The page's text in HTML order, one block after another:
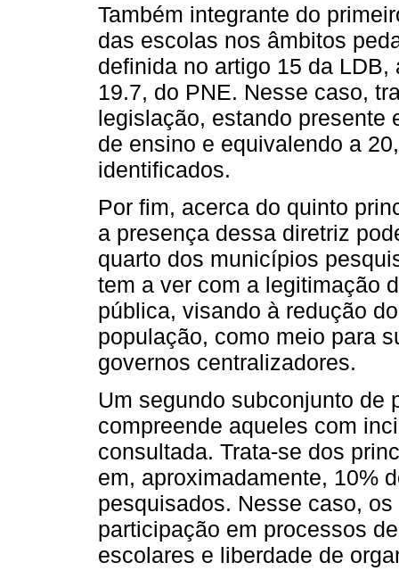
Também integrante do
das escolas nos âmbitos
definida no artigo 15 da
19.7, do PNE. Nesse caso,
legislação, estando presente
de ensino e equivalendo a
identificados.
Por fim, acerca do quinto
a presença dessa diretriz
quarto dos municípios
tem a ver com a legitimação
pública, visando à redução
população, como meio para
governos centralizadores.
Um segundo subconjunto
compreende aqueles com
consultada. Trata-se dos
em, aproximadamente, 10%
pesquisados. Nesse caso,
participação em processos
escolares e liberdade de